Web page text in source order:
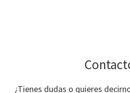
¿Tienes dudas o quieres